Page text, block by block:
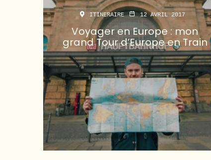
ITINERAIRE 12 AVRIL 2017
Voyager en Europe : mon
grand Tour d’Europe en Train